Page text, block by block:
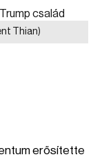
Thian)
erősítette